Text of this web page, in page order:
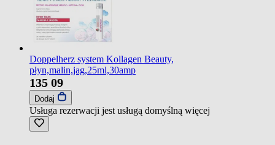
Doppelherz system Kollagen Beauty,
płyn,malin,jag,25ml,30amp
135 09
Dodaj
Usługa rezerwacji jest usługą domyślną więcej